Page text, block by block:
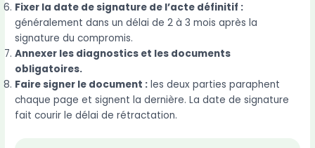
Fixer la date de signature de l’acte définitif :
généralement dans un délai de 2 à 3 mois après la
signature du compromis.
Annexer les diagnostics et les documents
obligatoires.
Faire signer le document : les deux parties paraphent
chaque page et signent la dernière. La date de signature
fait courir le délai de rétractation.